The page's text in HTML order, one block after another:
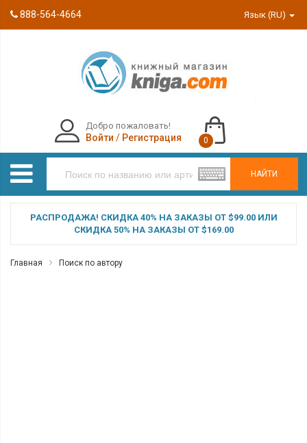
888-564-4664 Язык (RU)
НАЙТИ
Добро пожаловать!
Войти / Регистрация 0
РАСПРОДАЖА! СКИДКА 40% НА ЗАКАЗЫ ОТ $99.00 ИЛИ
СКИДКА 50% НА ЗАКАЗЫ ОТ $169.00
Главная Поиск по автору